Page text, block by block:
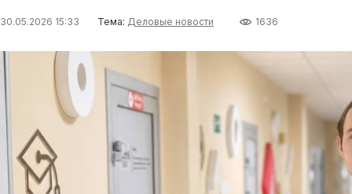
30.05.2026 15:33 Тема: Деловые новости 1636